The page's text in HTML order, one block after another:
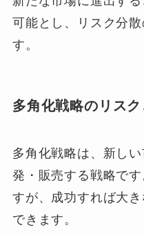
可能とし、リスク分
す。
多角化戦略のリスク
多角化戦略は、新し
発・販売する戦略で
すが、成功すれば大
できます。